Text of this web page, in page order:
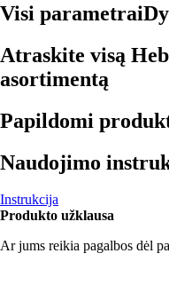
Visi parametrai
Atraskite visą
asortimentą
Papildomi
Naudojimo
Instrukcija
Produkto užklausa
Ar jums reikia pagalbos dėl